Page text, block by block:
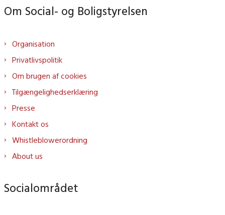
Om Social- og Boligstyrelsen
Organisation
Privatlivspolitik
Om brugen af cookies
Tilgængelighedserklæring
Presse
Kontakt os
Whistleblowerordning
About us
Socialområdet